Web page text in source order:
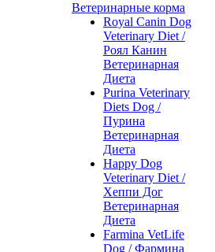
Ветеринарные корма
Royal Canin Dog
Veterinary Diet /
Роял Канин
Ветеринарная
Диета
Purina Veterinary
Diets Dog /
Пурина
Ветеринарная
Диета
Happy Dog
Veterinary Diet /
Хеппи Дог
Ветеринарная
Диета
Farmina VetLife
Dog / Фармина